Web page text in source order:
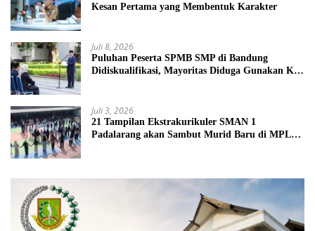
Kesan Pertama yang Membentuk Karakter
Juli 8, 2026
Puluhan Peserta SPMB SMP di Bandung
Didiskualifikasi, Mayoritas Diduga Gunakan KK
Juli 3, 2026
21 Tampilan Ekstrakurikuler SMAN 1
Padalarang akan Sambut Murid Baru di MPLS